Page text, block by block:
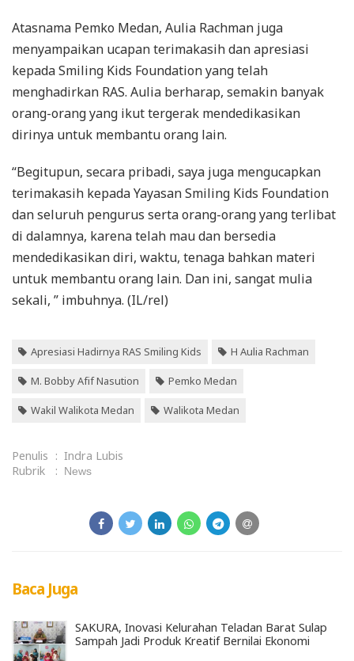
Atasnama Pemko Medan, Aulia Rachman juga
menyampaikan ucapan terimakasih dan apresiasi
kepada Smiling Kids Foundation yang telah
menghadirkan RAS. Aulia berharap, semakin banyak
orang-orang yang ikut tergerak mendedikasikan
dirinya untuk membantu orang lain.
“Begitupun, secara pribadi, saya juga mengucapkan
terimakasih kepada Yayasan Smiling Kids Foundation
dan seluruh pengurus serta orang-orang yang terlibat
di dalamnya, karena telah mau dan bersedia
mendedikasikan diri, waktu, tenaga bahkan materi
untuk membantu orang lain. Dan ini, sangat mulia
sekali, ” imbuhnya. (IL/rel)
Apresiasi Hadirnya RAS Smiling Kids H Aulia Rachman
M. Bobby Afif Nasution Pemko Medan
Wakil Walikota Medan Walikota Medan
Penulis : Indra Lubis
Rubrik
: News
Baca Juga
SAKURA, Inovasi Kelurahan Teladan Barat Sulap
Sampah Jadi Produk Kreatif Bernilai Ekonomi